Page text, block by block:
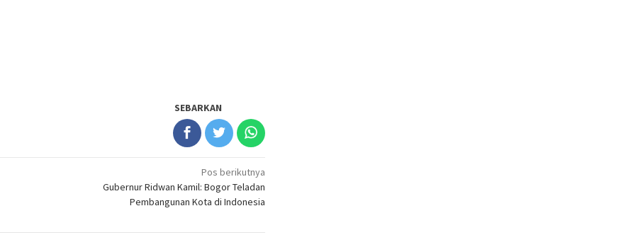
SEBARKAN
Pos berikutnya
Gubernur Ridwan Kamil: Bogor Teladan
Pembangunan Kota di Indonesia